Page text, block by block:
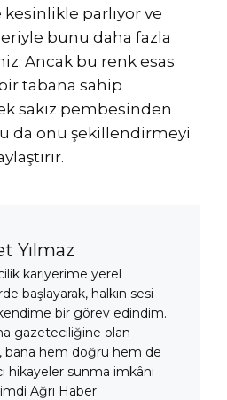
kesinlikle parlıyor ve
bunu daha fazla
Ancak bu renk esas
tabana sahip
sakız pembesinden
da onu şekillendirmeyi
Yılmaz
kariyerime yerel
başlayarak, halkın sesi
bir görev edindim.
gazeteciliğine olan
hem doğru hem de
hikayeler sunma imkânı
Ağrı Haber